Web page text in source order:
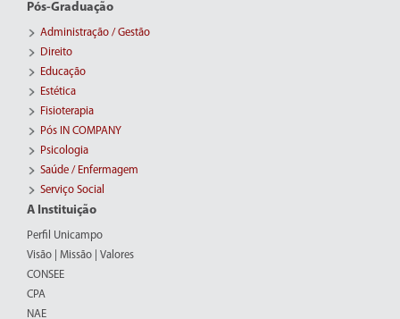
Pós-Graduação
Administração / Gestão
Direito
Educação
Estética
Fisioterapia
Pós IN COMPANY
Psicologia
Saúde / Enfermagem
Serviço Social
A Instituição
Perfil Unicampo
Visão | Missão | Valores
CONSEE
CPA
NAE